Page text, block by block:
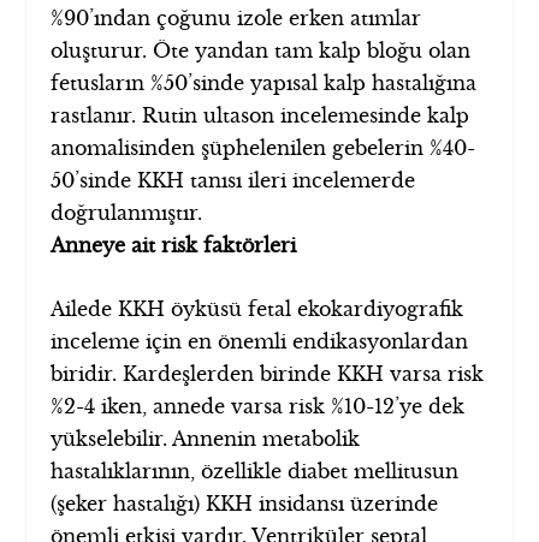
%90’ından çoğunu izole erken atımlar
oluşturur. Öte yandan tam kalp bloğu olan
fetusların %50’sinde yapısal kalp hastalığına
rastlanır. Rutin ultason incelemesinde kalp
anomalisinden şüphelenilen gebelerin %40-
50’sinde KKH tanısı ileri incelemerde
doğrulanmıştır.
Anneye ait risk faktörleri
Ailede KKH öyküsü fetal ekokardiyografik
inceleme için en önemli endikasyonlardan
biridir. Kardeşlerden birinde KKH varsa risk
%2-4 iken, annede varsa risk %10-12’ye dek
yükselebilir. Annenin metabolik
hastalıklarının, özellikle diabet mellitusun
(şeker hastalığı) KKH insidansı üzerinde
önemli etkisi vardır. Ventriküler septal